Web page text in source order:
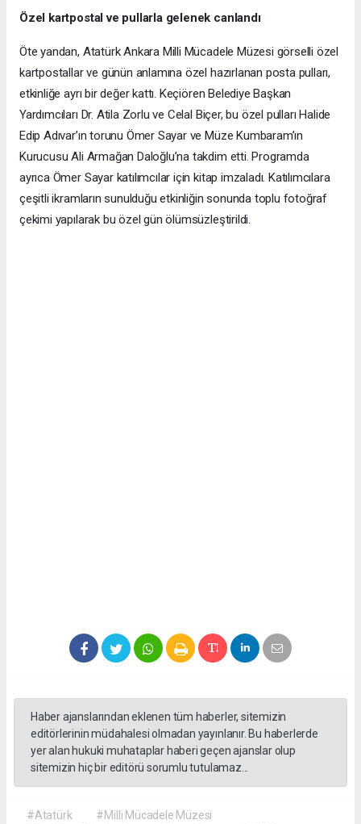
Özel kartpostal ve pullarla gelenek canlandı
Öte yandan, Atatürk Ankara Milli Mücadele Müzesi görselli özel
kartpostallar ve günün anlamına özel hazırlanan posta pulları,
etkinliğe ayrı bir değer kattı. Keçiören Belediye Başkan
Yardımcıları Dr. Atila Zorlu ve Celal Biçer, bu özel pulları Halide
Edip Adıvar’ın torunu Ömer Sayar ve Müze Kumbaram’ın
Kurucusu Ali Armağan Daloğlu’na takdim etti. Programda
ayrıca Ömer Sayar katılımcılar için kitap imzaladı. Katılımcılara
çeşitli ikramların sunulduğu etkinliğin sonunda toplu fotoğraf
çekimi yapılarak bu özel gün ölümsüzleştirildi.
Haber ajanslarından eklenen tüm haberler, sitemizin
editörlerinin müdahalesi olmadan yayınlanır. Bu haberlerde
yer alan hukuki muhataplar haberi geçen ajanslar olup
sitemizin hiç bir editörü sorumlu tutulamaz...
#Atatürk
#Milli Mücadele Müzesi